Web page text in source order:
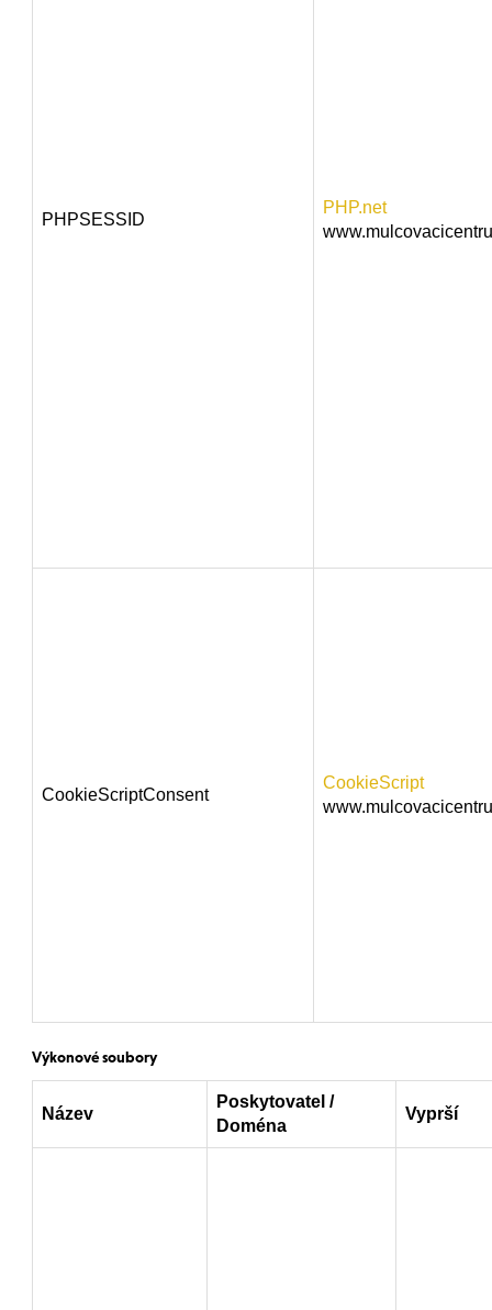
PHPSESSID
PHP.net
CookieScriptConsent
CookieScript
Výkonové soubory
Název
Poskytovatel /
Doména
Vyprší